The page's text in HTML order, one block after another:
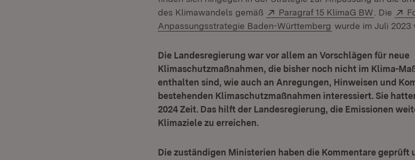
des Klimawandels gemäß
Extern:
Paragraf 15 KlimaG BW (Öffnet
. Die
Anpassungsstrategie Baden-Württemberg (Öffnet in neuem
wurde im Juli 2023
Die Landesregierung war vor allem an Vorschlägen für neue
Klimaschutzmaßnahmen, die bisher noch nicht im Klima-
enthalten sind, wie auch an Anregungen, Hinweisen und
bestehenden Klimaschutzmaßnahmen interessiert. Sie
2024 Zeit. Das hilft der Landesregierung, die Emissionen
Klimaziele zu erreichen.
Die zuständigen Ministerien haben die Kommentare geprüft